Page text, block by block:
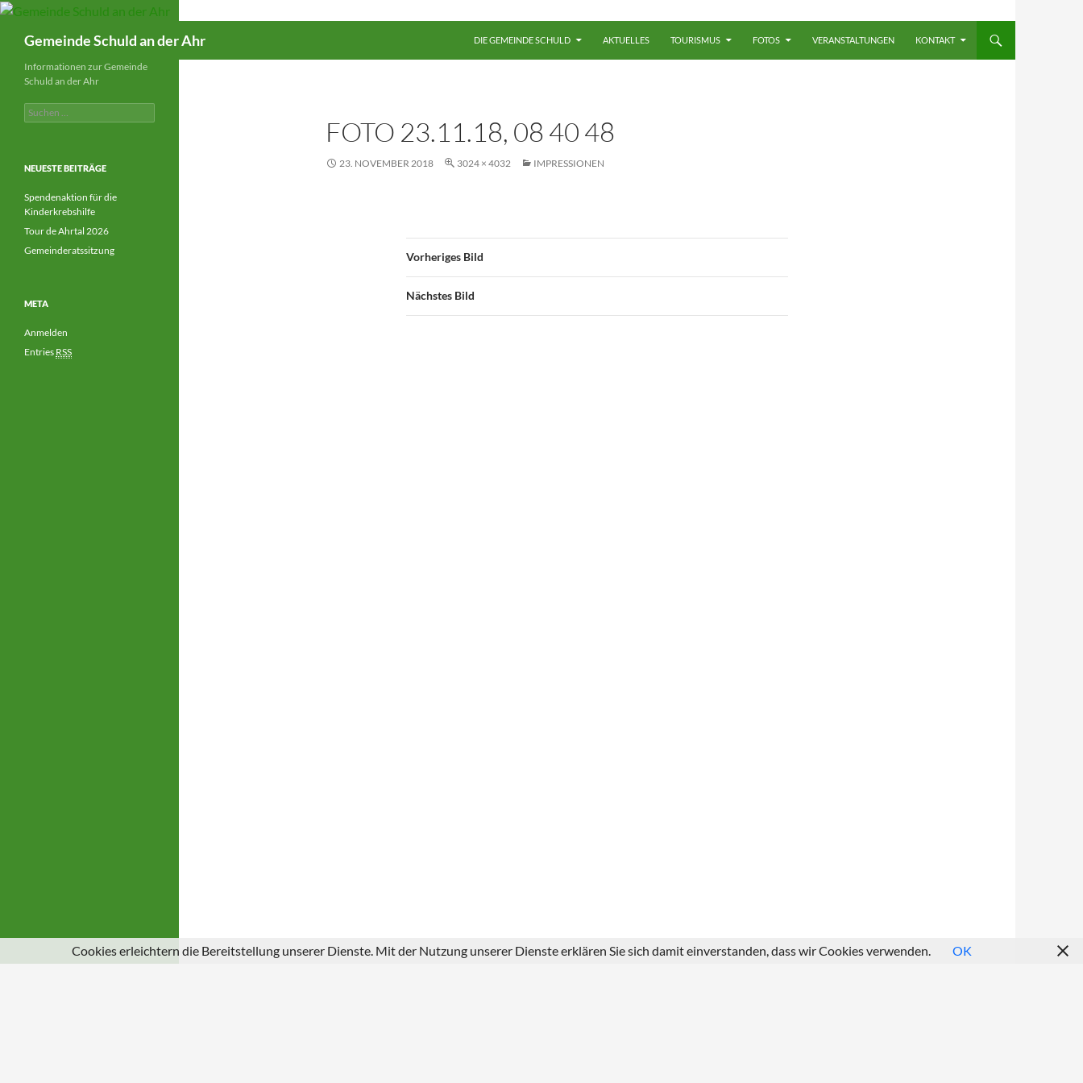
Gemeinde Schuld an der Ahr
DIE GEMEINDE SCHULD
AKTUELLES TOURISMUS FOTOS VERANSTALTUNGEN KONTAKT
FOTO 23.11.18, 08 40 48
23. NOVEMBER 2018 3024 × 4032 IMPRESSIONEN
Vorheriges Bild
Nächstes Bild
Informationen zur Gemeinde
Schuld an der Ahr
Suchen
nach:
NEUESTE BEITRÄGE
Spendenaktion für die
Kinderkrebshilfe
Tour de Ahrtal 2026
Gemeinderatssitzung
META
Anmelden
Entries RSS
Cookies erleichtern die Bereitstellung unserer Dienste. Mit der Nutzung unserer Dienste erklären Sie sich damit einverstanden, dass wir Cookies verwenden. OK